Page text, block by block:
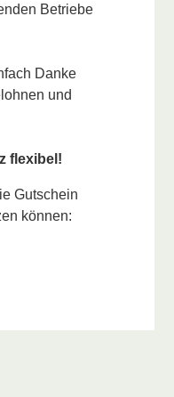
Betriebe
Danke
und
flexibel!
Gutschein
können: